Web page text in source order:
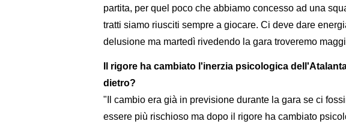
partita, per quel poco che abbiamo concesso ad una
tratti siamo riusciti sempre a giocare. Ci deve dare
delusione ma martedì rivedendo la gara troveremo
Il rigore ha cambiato l'inerzia psicologica
dietro?
"Il cambio era già in previsione durante la gara se ci
essere più rischioso ma dopo il rigore ha cambiato